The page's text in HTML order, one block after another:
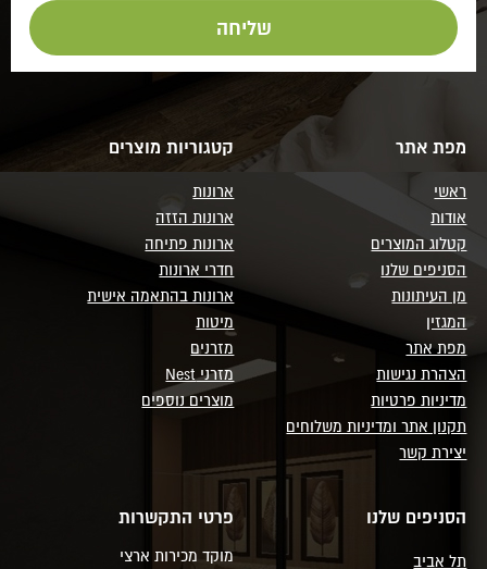
מפת אתר
ראשי
אודות
קטלוג המוצרים
הסניפים שלנו
מן העיתונות
המגזין
מפת אתר
הצהרת נגישות
מדיניות פרטיות
תקנון אתר ומדיניות משלוחים
יצירת קשר
קטגוריות מוצרים
ארונות
ארונות הזזה
ארונות פתיחה
חדרי ארונות
ארונות בהתאמה אישית
מיטות
מזרנים
מזרני Nest
מוצרים נוספים
הסניפים שלנו
תל אביב
פרטי התקשרות
מוקד מכירות ארצי